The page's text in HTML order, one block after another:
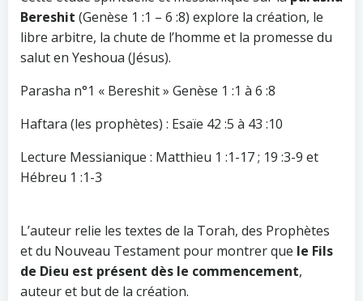
Bereshit (Genèse 1 :1 – 6 :8) explore la création, le
libre arbitre, la chute de l’homme et la promesse du
salut en Yeshoua (Jésus).
Parasha n°1 « Bereshit » Genèse 1 :1 à 6 :8
Haftara (les prophètes) : Esaïe 42 :5 à 43 :10
Lecture Messianique : Matthieu 1 :1-17 ; 19 :3-9 et
Hébreu 1 :1-3
L’auteur relie les textes de la Torah, des Prophètes
et du Nouveau Testament pour montrer que le Fils
de Dieu est présent dès le commencement,
auteur et but de la création.